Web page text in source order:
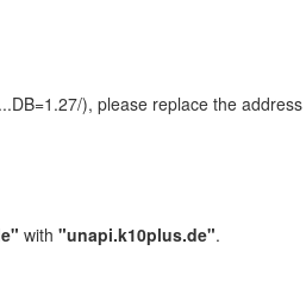
), please replace the address
with "unapi.k10plus.de".